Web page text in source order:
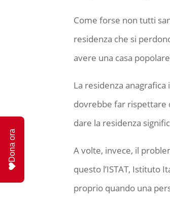
Come forse non tutti
residenza che si
avere una casa
La residenza
dovrebbe far rispettare
dare la residenza
A volte, invece, il
questo l’ISTAT, Istituto
proprio quando una
Dona ora